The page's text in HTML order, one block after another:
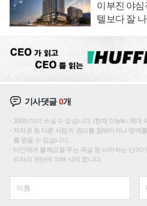
이부진 야심
텔보다 잘
기사댓글0개
200자까지 쓰실 수 있습니다. (현재 0 byte / 최대
저작권 등 다른 사람의 권리를 침해하거나 명예
를 받을 수 있습니다.
타인에게 불쾌감을 주는 욕설 등 비하하는 단어
리자의 판단에 의해 삭제 합니다.